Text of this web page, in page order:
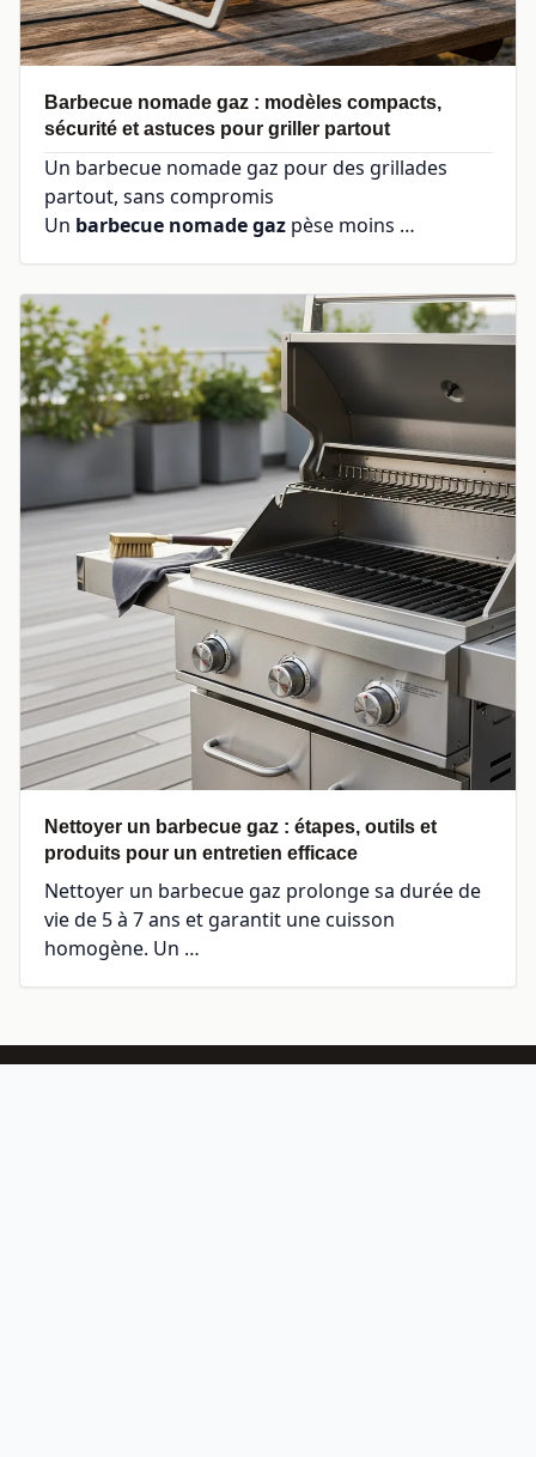
Barbecue nomade gaz : modèles compacts,
sécurité et astuces pour griller partout
Un barbecue nomade gaz pour des grillades
partout, sans compromis
Un barbecue nomade gaz pèse moins …
Nettoyer un barbecue gaz : étapes, outils et
produits pour un entretien efficace
Nettoyer un barbecue gaz prolonge sa durée de
vie de 5 à 7 ans et garantit une cuisson
homogène. Un …